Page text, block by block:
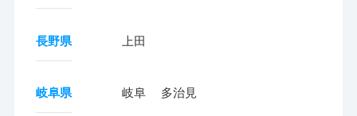
長野県 上田
岐阜県 岐阜 多治見